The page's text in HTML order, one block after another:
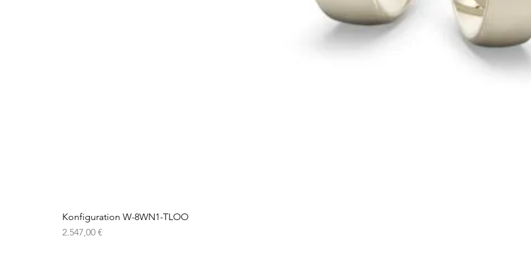
Konfiguration W-8WN1-TLOO
Preis
2.547,00 €